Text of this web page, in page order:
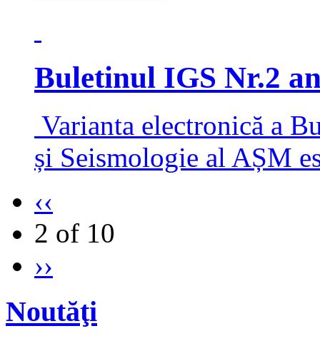
Buletinul IGS Nr.2
Varianta electronică a
și Seismologie al AȘM
‹‹
2 of 10
››
Noutăţi